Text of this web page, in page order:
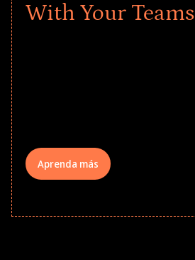
With Your Teams
Aprenda más